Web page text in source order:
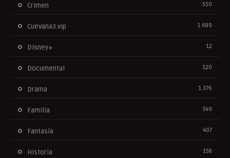
Crimen 550
Cuevana3.vip 1.689
Disney+ 12
Documental 120
Drama 1.376
Familia 349
Fantasía 407
Historia 158